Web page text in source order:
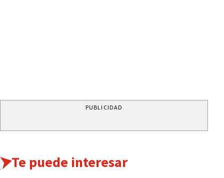
PUBLICIDAD
Te puede interesar